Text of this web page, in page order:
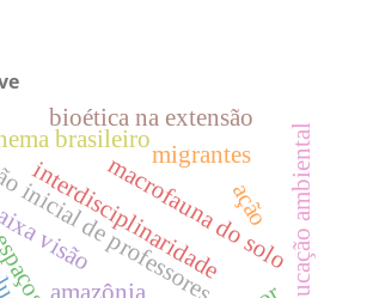
de professores
amazônia
macrofauna do soloeducação ambiental
brasileiro
interdisciplinaridade
bioética na extensão
migrantes
visão ação